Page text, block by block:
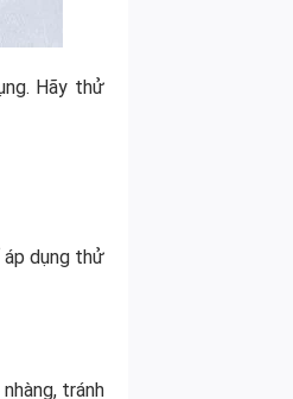
Hãy thử
áp dụng thử
tránh